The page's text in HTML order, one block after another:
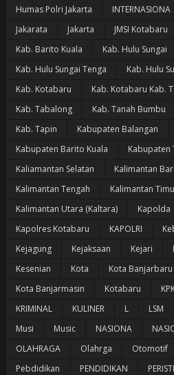
Humas Polri Jakarta
INTERNASIONA
Jakarata
Jakarta JMSI Kotabaru
Kab. Barito Kuala
Kab. Hulu Sungai
Kab. Hulu Sungai Tenga
Kab. Hulu
Kab. Kotabaru
Kab. Kotabaru Kab.
Kab. Tabalong
Kab. Tanah Bumbu
Kab. Tapin
Kabupaten Balangan
Kabupaten Barito Kuala
Kabupaten
Kaliamantan Selatan
Kalimantan
Kalimantan Tengah
Kalimantan
Kalimantan Utara (Kaltara)
Kapolda
Kapolres Kotabaru
KAPOLRI
Kejagung
Kejaksaan Kejari
Kesenian
Kota Kota Banjarbaru
Kota Banjarmasin
Kotabaru
KRIMINAL
KULINER L LSM
Musi
Music NASIONA
OLAHRAGA
Olahrga Otomotif
Pebdidikan
PENDIDIKAN